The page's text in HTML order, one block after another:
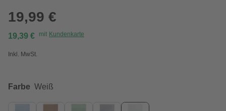
19,99 €
19,39 € mit Kundenkarte
Inkl. MwSt.
Farbe Weiß